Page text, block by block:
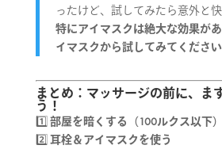
ったけど、試してみたら意外と快
特にアイマスクは絶大な効果が
イマスクから試してみてくださ
まとめ：マッサージの前に、ま
う！
1️⃣ 部屋を暗くする（100ルクス以下）
2️⃣ 耳栓＆アイマスクを使う